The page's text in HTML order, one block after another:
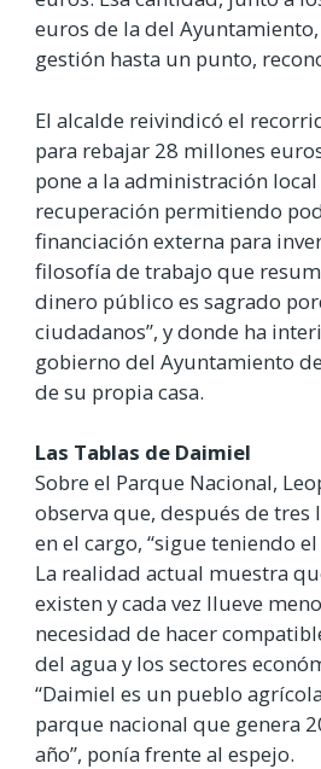
euros de la del
gestión hasta un punto,
El alcalde reivindicó el
para rebajar 28 millones
pone a la administración
recuperación permitiendo
financiación externa para
filosofía de trabajo que
dinero público es sagrado
ciudadanos”, y donde ha
gobierno del Ayuntamiento
de su propia casa.
Las Tablas de Daimiel
Sobre el Parque Nacional,
observa que, después de
en el cargo, “sigue teniendo
La realidad actual muestra
existen y cada vez llueve
necesidad de hacer
del agua y los sectores
“Daimiel es un pueblo
parque nacional que genera
año”, ponía frente al espejo.